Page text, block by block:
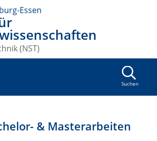
Essen
(NST)
Suchen
& Masterarbeiten